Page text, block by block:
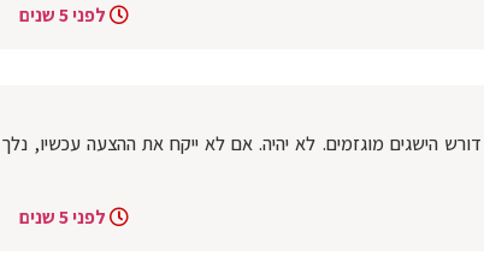
לפני 5 שנים
הישגים מוגזמים. לא יהיה. אם לא ייקח את ההצעה עכשיו, נלך
לפני 5 שנים